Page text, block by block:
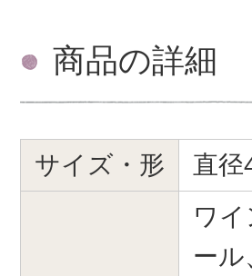
商品の詳細
サイズ・形 直径
ワ
ー